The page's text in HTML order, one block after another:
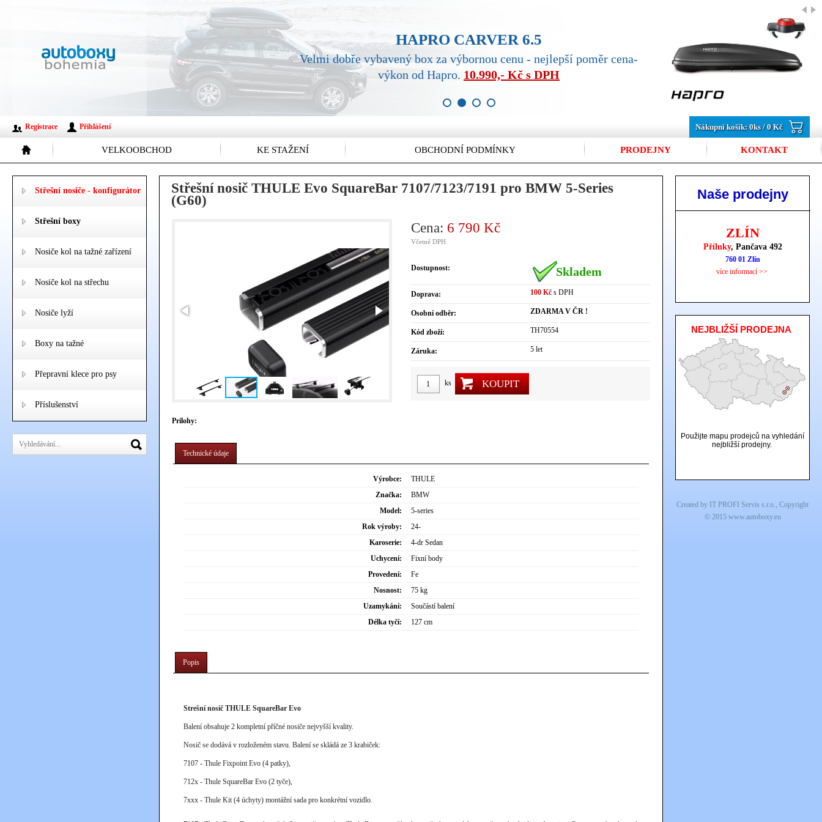
HAPRO CARVER 6.5
Velmi dobře vybavený box za výbornou cenu - nejlepší poměr cena-
výkon od Hapro. 10.990,- Kč s DPH
Nákupní košík:0ks /0 Kč
VELKOOBCHOD KE STAŽENÍ OBCHODNÍ PODMÍNKY PRODEJNY KONTAKT
Registrace Přihlášení
Střešní nosič THULE Evo SquareBar 7107/7123/7191 pro BMW 5-Series
(G60)
Střešní nosiče - konfigurátor
Střešní boxy
Nosiče kol na tažné zařízení
Nosiče kol na střechu
Nosiče lyží
Boxy na tažné
Přepravní klece pro psy
Příslušenství
Prílohy:
Cena: 6 790 Kč
Včetně DPH
Dostupnost: Skladem
Doprava: 100 Kč s DPH
Osobní odběr: ZDARMA V ČR !
Kód zboží: TH70554
Záruka: 5 let
ks KOUPIT
Technické údaje
Výrobce:
THULE
Značka:
BMW
Model:
5-series
Rok výroby:
24-
Karoserie:
4-dr Sedan
Uchycení:
Fixní body
Provedení:
Fe
Nosnost:
75 kg
Uzamykání:
Součástí balení
Délka tyčí:
127 cm
Popis
Strešní nosič THULE SquareBar Evo
Balení obsahuje 2 kompletní příčné nosiče nejvyšší kvality.
Nosič se dodává v rozloženém stavu. Balení se skládá ze 3 krabiček:
7107 - Thule Fixpoint Evo (4 patky),
712x - Thule SquareBar Evo (2 tyče),
7xxx - Thule Kit (4 úchyty) montážní sada pro konkrétní vozidlo.
Naše prodejny
ZLÍN
Příluky, Pančava 492
760 01 Zlín
více informací >>
NEJBLIŽŠÍ PRODEJNA
Použijte mapu prodejců na vyhledání
nejbližší prodejny.
Created by IT PROFI Servis s.r.o., Copyright
© 2015 www.autoboxy.eu